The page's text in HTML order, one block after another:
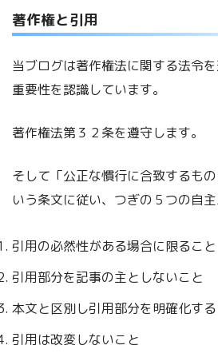
著作権と引用
当ブログは著作権法に関する法令
重要性を認識しています。
著作権法第３２条を遵守します。
そして「公正な慣行に合致するも
いう条文に従い、つぎの５つの自主
引用の必然性がある場合に限ること
引用部分を記事の主としないこと
本文と区別し引用部分を明確化す
引用は改変しないこと